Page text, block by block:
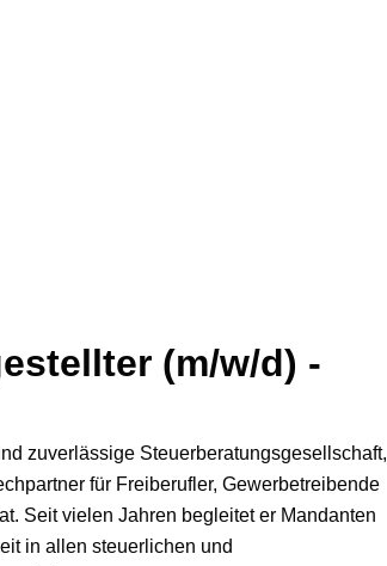
(m/w/d) -
zuverlässige Steuerberatungsgesellschaft,
für Freiberufler, Gewerbetreibende
Seit vielen Jahren begleitet er Mandanten
in allen steuerlichen und